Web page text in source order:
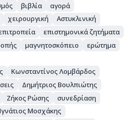
βιβλία
αγορά
χειρουργική
Αστυκλινική
επιστημονικά ζητήματα
μαγνητοσκόπειο
ερώτημα
Κωνσταντίνος Λομβάρδος
Δημήτριος Βουλπιώτης
Ζήκος Ρώσης
συνεδρίαση
Ιγνάτιος Μοσχάκης